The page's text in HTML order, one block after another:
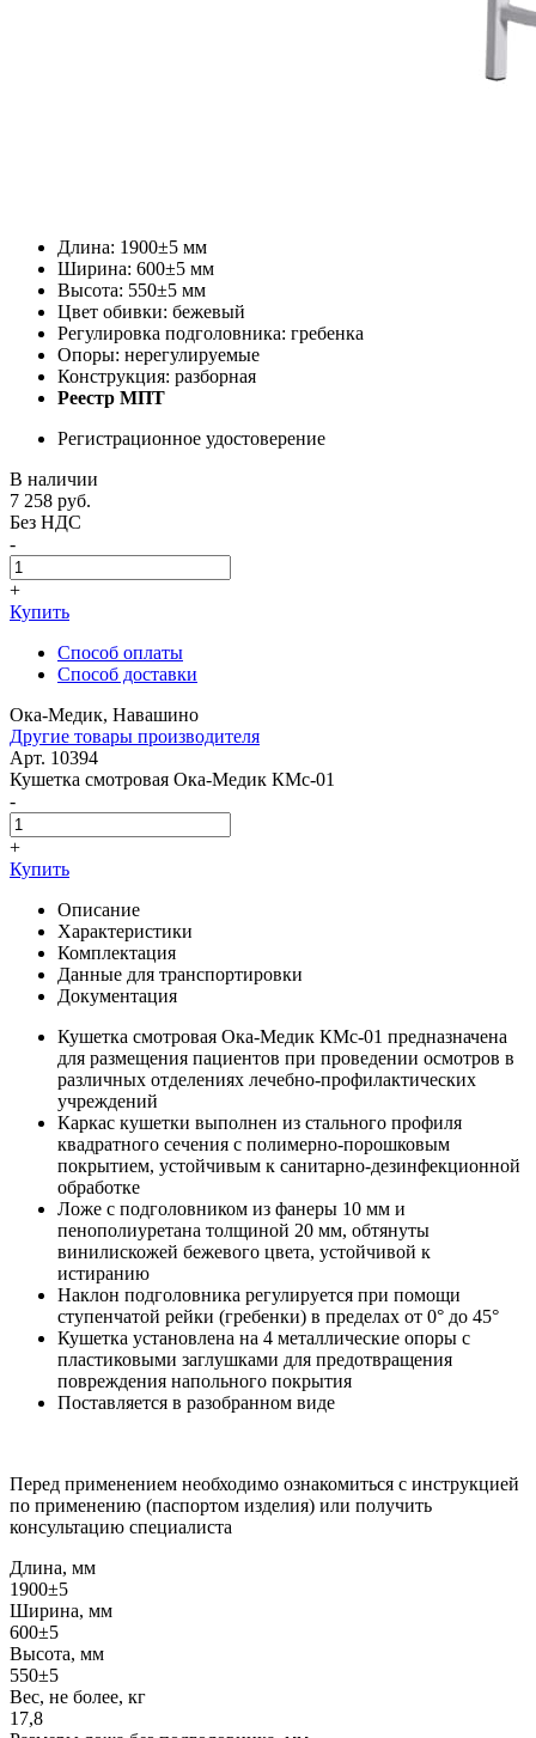
Длина: 1900±5 мм
Ширина: 600±5 мм
Высота: 550±5 мм
Цвет обивки: бежевый
Регулировка подголовника: гребенка
Опоры: нерегулируемые
Конструкция: разборная
Реестр МПТ
Регистрационное удостоверение
В наличии
7 258 руб.
Без НДС
-
+
Купить
Способ оплаты
Способ доставки
Ока-Медик, Навашино
Другие товары производителя
Арт. 10394
Кушетка смотровая Ока-Медик КМс-01
-
+
Купить
Описание
Характеристики
Комплектация
Данные для транспортировки
Документация
Кушетка смотровая Ока-Медик КМс-01 предназначена
для размещения пациентов при проведении осмотров в
различных отделениях лечебно-профилактических
учреждений
Каркас кушетки выполнен из стального профиля
квадратного сечения с полимерно-порошковым
покрытием, устойчивым к санитарно-дезинфекционной
обработке
Ложе с подголовником из фанеры 10 мм и
пенополиуретана толщиной 20 мм, обтянуты
винилискожей бежевого цвета, устойчивой к
истиранию
Наклон подголовника регулируется при помощи
ступенчатой рейки (гребенки) в пределах от 0° до 45°
Кушетка установлена на 4 металлические опоры с
пластиковыми заглушками для предотвращения
повреждения напольного покрытия
Поставляется в разобранном виде
Перед применением необходимо ознакомиться с инструкцией
по применению (паспортом изделия) или получить
консультацию специалиста
Длина, мм
1900±5
Ширина, мм
600±5
Высота, мм
550±5
Вес, не более, кг
17,8